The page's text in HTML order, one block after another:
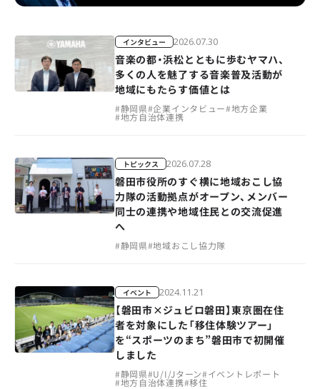
インタビュー 2026.07.30
音楽の都・浜松とともに歩むヤマハ、
多くの人を魅了する音楽普及活動が
地域にもたらす価値とは
#静岡県#企業インタビュー#地方企業
#地方自治体連携
トピックス 2026.07.28
磐田市役所のすぐ横に地域おこし協
力隊の活動拠点がオープン、メンバー
同士の連携や地域住民との交流促進
へ
#静岡県#地域おこし協力隊
イベント 2024.11.21
【磐田市×ジュビロ磐田】東京圏在住
者を対象にした「移住体験ツアー」
を“スポーツのまち”磐田市で初開催
しました
#静岡県#U/I/Jターン#イベントレポート
#地方自治体連携#移住